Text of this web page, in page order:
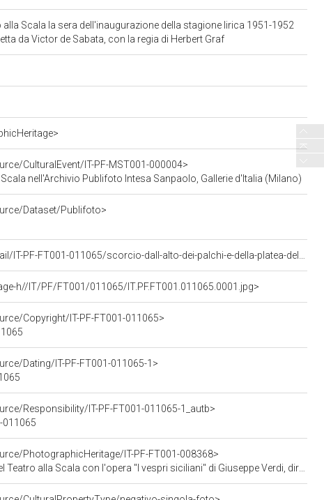
Scala la sera dell'inaugurazione della stagione lirica 1951-1952
da Victor de Sabata, con la regia di Herbert Graf
CulturalEvent/IT-PF-MST001-000004>
nell'Archivio Publifoto Intesa Sanpaolo, Gallerie d'Italia (Milano)
Dataset/Publifoto>
h//IT/PF/FT001/011065/IT.PF.FT001.011065.0001.jpg>
Copyright/IT-PF-FT001-011065>
Dating/IT-PF-FT001-011065-1>
Responsibility/IT-PF-FT001-011065-1_autb>
011065
PhotographicHeritage/IT-PF-FT001-008368>
Giuseppe Verdi, diretta da Victor de Sabata, con la regia di Herbert Graf (negativo - servizio fotografico), Publifoto; (07 dicembre 1951)